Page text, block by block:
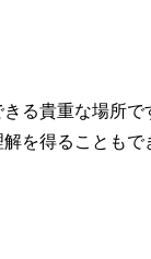
る貴重な場所
を得ることも